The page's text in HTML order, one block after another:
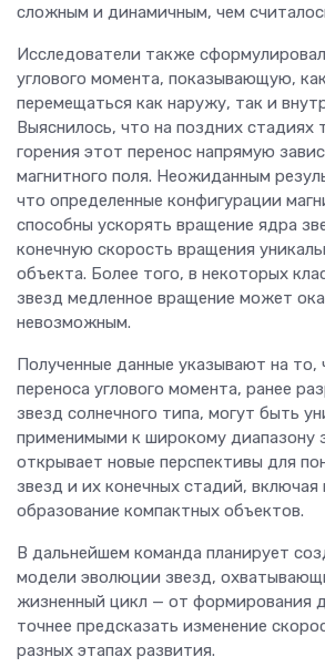
сложным и динамичным, чем
Исследователи также
углового момента, показывающую,
перемещаться как наружу, так и
Выяснилось, что на поздних стадиях
горения этот перенос напрямую
магнитного поля. Неожиданным
что определенные конфигурации
способны ускорять вращение ядра
конечную скорость вращения
объекта. Более того, в некоторых
звезд медленное вращение может
невозможным.
Полученные данные указывают на то,
переноса углового момента, ранее
звезд солнечного типа, могут быть
применимыми к широкому диапазону
открывает новые перспективы для
звезд и их конечных стадий, включая
образование компактных объектов.
В дальнейшем команда планирует
модели эволюции звезд,
жизненный цикл — от формирования
точнее предсказать изменение
разных этапах развития.